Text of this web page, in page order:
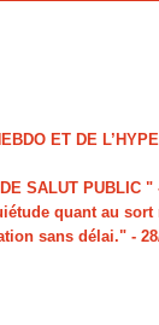
ET DE
SALUT PUBLIC "
quant au
sans délai." -